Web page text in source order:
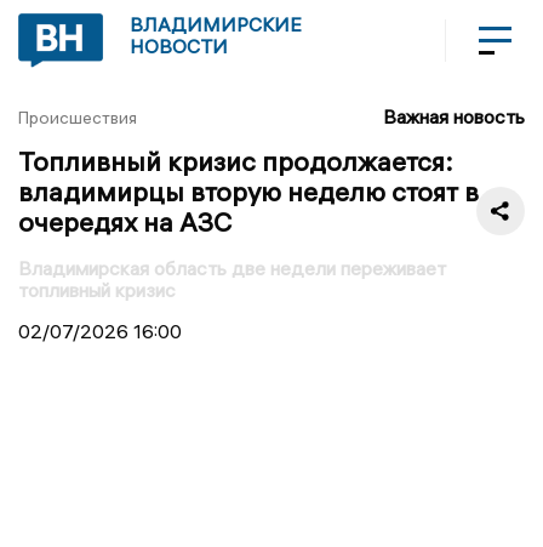
ВЛАДИМИРСКИЕ
НОВОСТИ
Происшествия Важная новость
Топливный кризис продолжается:
владимирцы вторую неделю стоят в
очередях на АЗС
Владимирская область две недели переживает
топливный кризис
02/07/2026 16:00